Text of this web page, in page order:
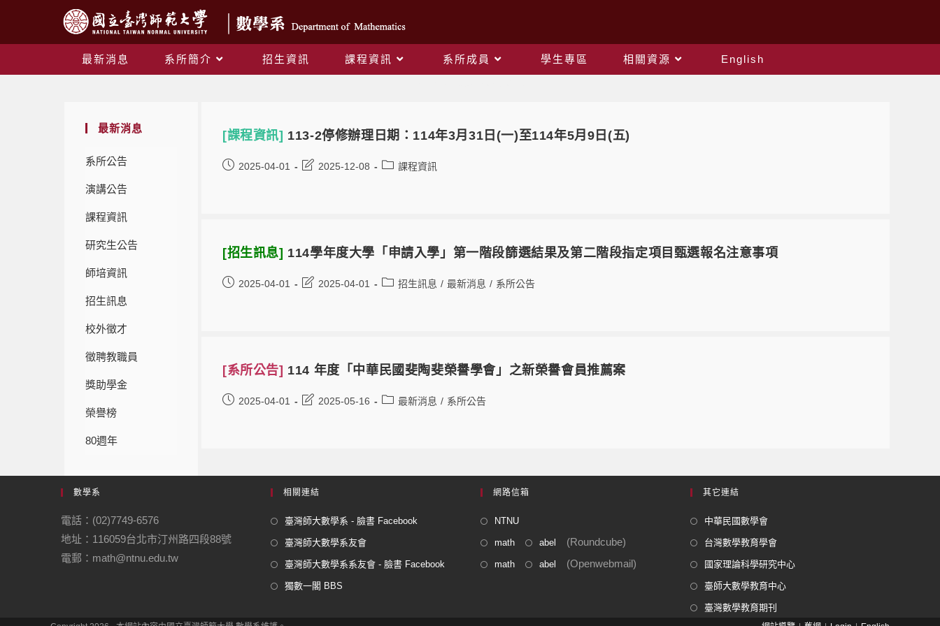
最新消息 系所簡介 招生資訊 課程資訊 系所成員 學生專區 相關資源
English
最新消息
系所公告
演講公告
課程資訊
研究生公告
師培資訊
招生訊息
校外徵才
徵聘教職員
獎助學金
榮譽榜
80週年
[課程資訊] 113-2停修辦理日期：114年3月31日(一)至114年5月9日(五)
2025-04-01 2025-12-08 課程資訊
[招生訊息] 114學年度大學「申請入學」第一階段篩選結果及第二階段指定項目甄選報名注意事項
2025-04-01 2025-04-01 招生訊息 / 最新消息 / 系所公告
[系所公告] 114 年度「中華民國斐陶斐榮譽學會」之新榮譽會員推薦案
2025-04-01 2025-05-16 最新消息 / 系所公告
數學系
電話：(02)7749-6576
地址：116059台北市汀州路四段88號
電郵：math@ntnu.edu.tw
相關連結
臺灣師大數學系 - 臉書 Facebook
臺灣師大數學系友會
臺灣師大數學系系友會 - 臉書 Facebook
獨數一閣 BBS
網路信箱
NTNU
math abel (Roundcube)
math abel (Openwebmail)
其它連結
中華民國數學會
台灣數學教育學會
國家理論科學研究中心
臺師大數學教育中心
臺灣數學教育期刊